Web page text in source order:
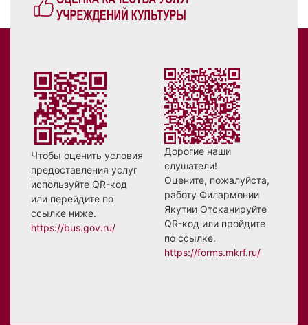
Чтобы оценить условия
предоставления услуг
используйте QR-код
или перейдите по
ссылке ниже.
https://bus.gov.ru/
Дорогие наши
слушатели!
Оцените, пожалуйста,
работу Филармонии
Якутии Отсканируйте
QR-код или пройдите
по ссылке.
https://forms.mkrf.ru/